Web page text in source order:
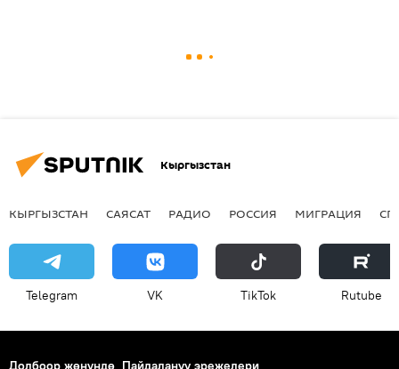
Кыргызстан
КЫРГЫЗСТАН САЯСАТ РАДИО РОССИЯ МИГРАЦИЯ
Telegram VK ТikТоk Rutube
Долбоор жөнүндө Пайдалануу эрежелери